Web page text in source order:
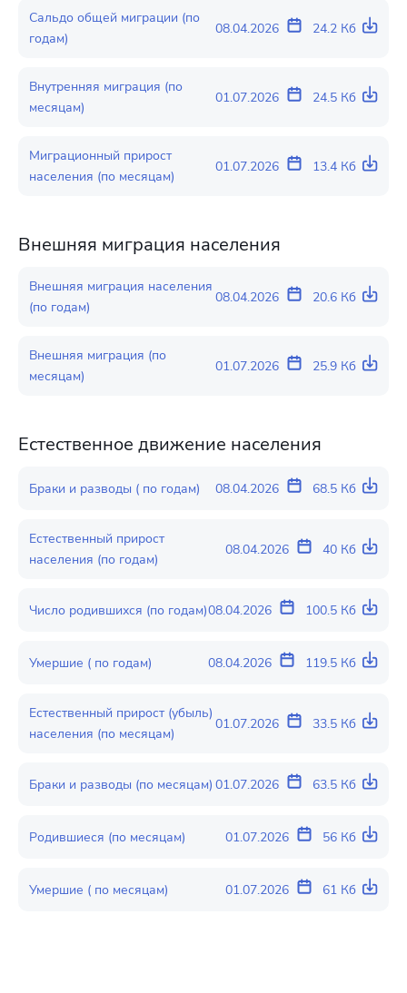
Сальдо общей миграции (по
годам)
08.04.2026 24.2 Кб
Внутренняя миграция (по
месяцам)
01.07.2026 24.5 Кб
Миграционный прирост
населения (по месяцам)
01.07.2026 13.4 Кб
Внешняя миграция населения
Внешняя миграция населения
(по годам)
08.04.2026 20.6 Кб
Внешняя миграция (по
месяцам)
01.07.2026 25.9 Кб
Естественное движение населения
Браки и разводы ( по годам) 08.04.2026 68.5 Кб
Естественный прирост
населения (по годам)
08.04.2026 40 Кб
Число родившихся (по годам)08.04.2026 100.5 Кб
Умершие ( по годам) 08.04.2026 119.5 Кб
Естественный прирост (убыль)
населения (по месяцам)
01.07.2026 33.5 Кб
Браки и разводы (по месяцам) 01.07.2026 63.5 Кб
Родившиеся (по месяцам) 01.07.2026 56 Кб
Умершие ( по месяцам) 01.07.2026 61 Кб